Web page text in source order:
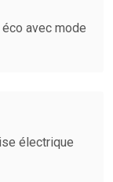
avec mode
électrique